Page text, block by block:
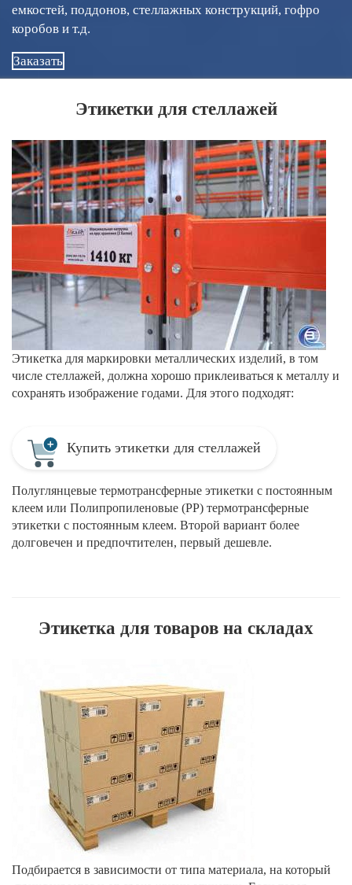
емкостей, поддонов, стеллажных конструкций, гофро
коробов и т.д.
Заказать
Этикетки для стеллажей
Этикетка для маркировки металлических изделий, в том
числе стеллажей, должна хорошо приклеиваться к металлу и
сохранять изображение годами. Для этого подходят:
Купить этикетки для стеллажей
Полуглянцевые термотрансферные этикетки с постоянным
клеем или Полипропиленовые (РР) термотрансферные
этикетки с постоянным клеем. Второй вариант более
долговечен и предпочтителен, первый дешевле.
Этикетка для товаров на складах
Подбирается в зависимости от типа материала, на который